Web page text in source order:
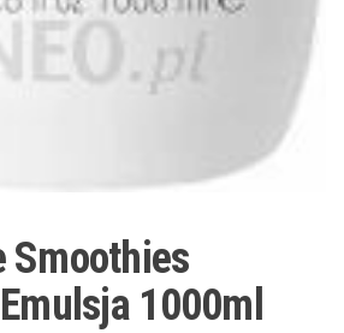
Smoothies
1000ml